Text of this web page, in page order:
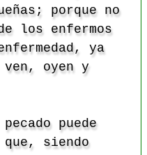
porque no
los enfermos
ya
oyen y
puede
que, siendo